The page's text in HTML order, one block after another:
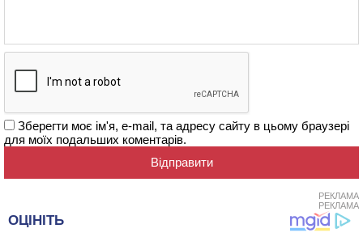
Зберегти моє ім'я, e-mail, та адресу сайту в цьому браузері
для моїх подальших коментарів.
РЕКЛАМА
РЕКЛАМА